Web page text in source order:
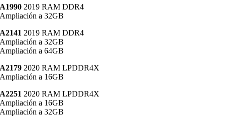
A1990 2019 RAM DDR4
Ampliación a 32GB
A2141 2019 RAM DDR4
Ampliación a 32GB
Ampliación a 64GB
A2179 2020 RAM LPDDR4X
Ampliación a 16GB
A2251 2020 RAM LPDDR4X
Ampliación a 16GB
Ampliación a 32GB